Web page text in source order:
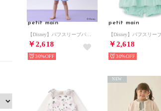
petit main
￥2,618
30%
petit main
￥2,618
30%
NEW